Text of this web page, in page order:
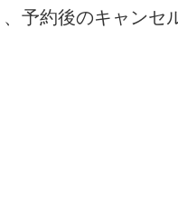
予約後のキャンセ